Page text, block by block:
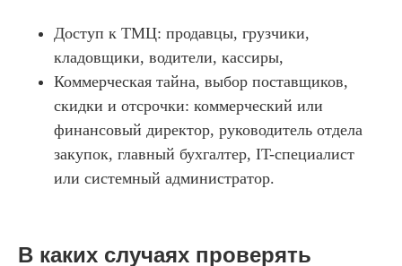
Доступ к ТМЦ: продавцы, грузчики,
кладовщики, водители, кассиры,
Коммерческая тайна, выбор поставщиков,
скидки и отсрочки: коммерческий или
финансовый директор, руководитель отдела
закупок, главный бухгалтер, IT-специалист
или системный администратор.
В каких случаях проверять